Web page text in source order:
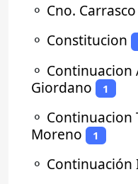
⚬ Cno.
⚬ Constitucion
⚬
Giordano
1
⚬ Continuacion
Moreno
1
⚬ Continuación